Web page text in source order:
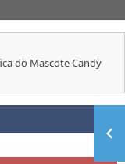
do Mascote Candy